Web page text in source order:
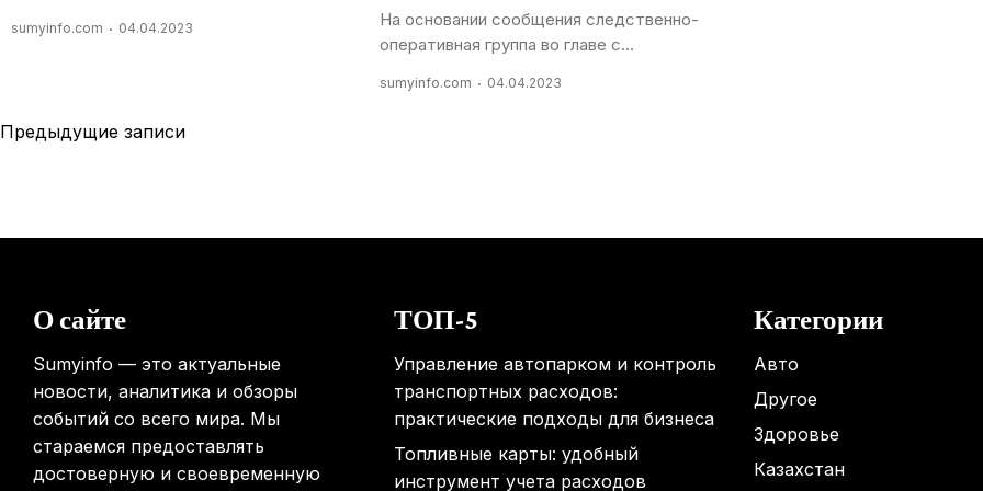
sumyinfo.com 04.04.2023
На основании сообщения следственно-
оперативная группа во главе с...
sumyinfo.com 04.04.2023
Навигация
Предыдущие записи
О сайте
Sumyinfo — это актуальные
новости, аналитика и обзоры
событий со всего мира. Мы
стараемся предоставлять
достоверную и своевременную
ТОП-5
Управление автопарком и контроль
транспортных расходов:
практические подходы для бизнеса
Топливные карты: удобный
инструмент учета расходов
Категории
Авто
Другое
Здоровье
Казахстан